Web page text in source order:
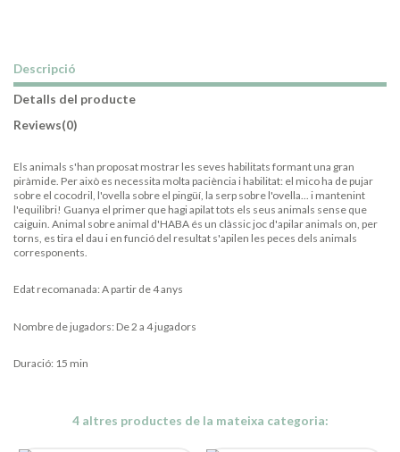
Descripció
Detalls del producte
Reviews(0)
Els animals s'han proposat mostrar les seves habilitats formant una gran
piràmide. Per això es necessita molta paciència i habilitat: el mico ha de pujar
sobre el cocodril, l'ovella sobre el pingüí, la serp sobre l'ovella... i mantenint
l'equilibri! Guanya el primer que hagi apilat tots els seus animals sense que
caiguin. Animal sobre animal d'HABA és un clàssic joc d'apilar animals on, per
torns, es tira el dau i en funció del resultat s'apilen les peces dels animals
corresponents.
Edat recomanada: A partir de 4 anys
Nombre de jugadors: De 2 a 4 jugadors
Duració: 15 min
4 altres productes de la mateixa categoria: